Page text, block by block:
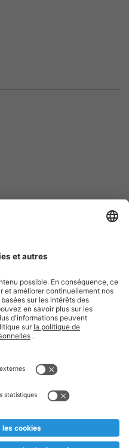
mentions légales
et jusqu'à
nous serions
Prix Recupel et TVA incl.
masculine a été adoptée